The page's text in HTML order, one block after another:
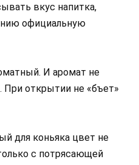
вкус напитка,
официальную
И аромат не
При открытии не «бъет»
для коньяка цвет не
с потрясающей